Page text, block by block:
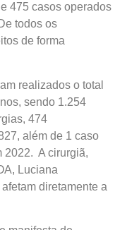
475 casos operados
todos os
de forma
realizados o total
sendo 1.254
474
além de 1 caso
2022. A cirurgiã,
Luciana
diretamente a